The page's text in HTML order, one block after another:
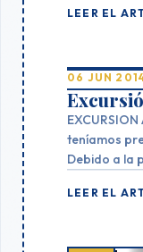
LEER EL
06 JUN
teníamos
Debido a la
tendréis
LEER EL